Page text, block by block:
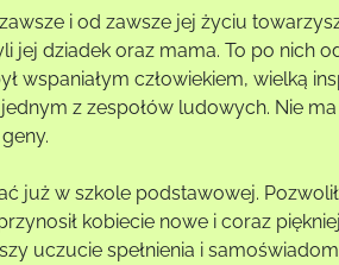
i od zawsze jej życiu
jej dziadek oraz mama. To po nich
wspaniałym człowiekiem, wielką
z zespołów ludowych. Nie
już w szkole podstawowej.
kobiecie nowe i coraz
uczucie spełnienia i